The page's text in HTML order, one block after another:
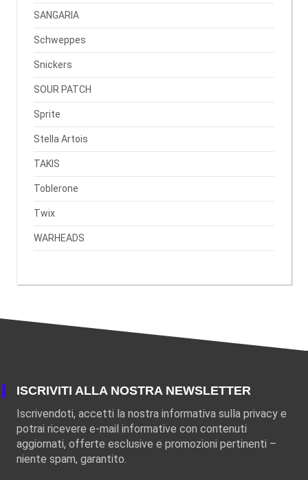
SANGARIA
Schweppes
Snickers
SOUR PATCH
Sprite
Stella Artois
TAKIS
Toblerone
Twix
WARHEADS
ISCRIVITI ALLA NOSTRA NEWSLETTER
Iscrivendoti, accetti la nostra informativa sulla privacy e
potrai ricevere e-mail informative con contenuti
aggiornati, offerte esclusive e promozioni pertinenti –
niente spam, garantito.